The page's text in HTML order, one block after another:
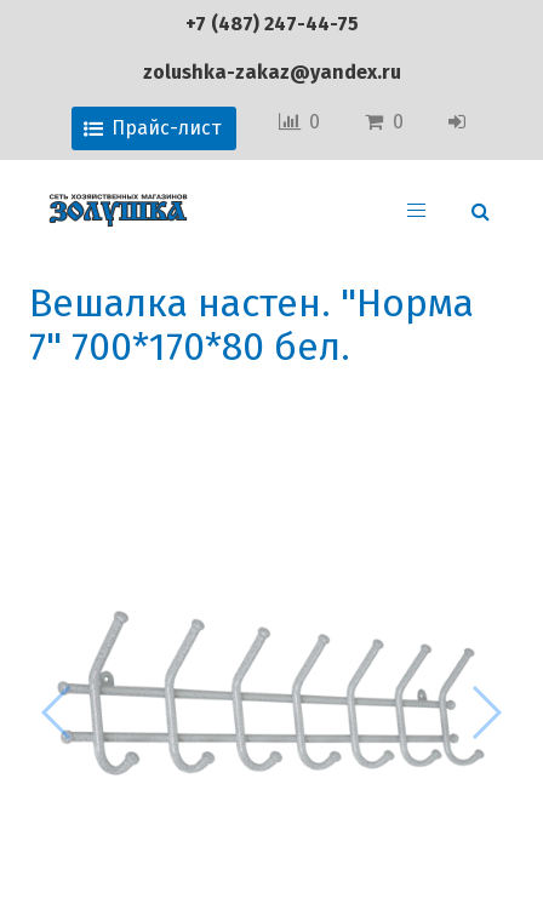
+7 (487) 247-44-75
zolushka-zakaz@yandex.ru
Прайс-лист 0 0
Вешалка настен. "Норма
7" 700*170*80 бел.